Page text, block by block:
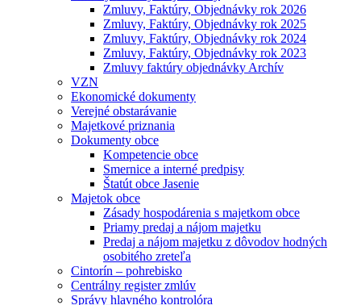
Zmluvy, Faktúry, Objednávky rok 2026
Zmluvy, Faktúry, Objednávky rok 2025
Zmluvy, Faktúry, Objednávky rok 2024
Zmluvy, Faktúry, Objednávky rok 2023
Zmluvy faktúry objednávky Archív
VZN
Ekonomické dokumenty
Verejné obstarávanie
Majetkové priznania
Dokumenty obce
Kompetencie obce
Smernice a interné predpisy
Štatút obce Jasenie
Majetok obce
Zásady hospodárenia s majetkom obce
Priamy predaj a nájom majetku
Predaj a nájom majetku z dôvodov hodných
osobitého zreteľa
Cintorín – pohrebisko
Centrálny register zmlúv
Správy hlavného kontrolóra